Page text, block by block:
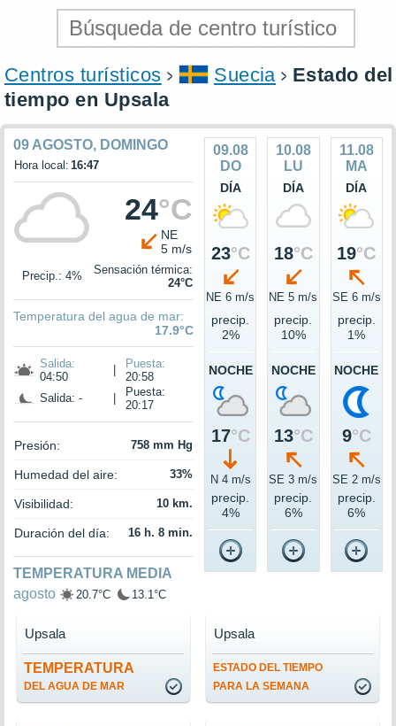
Centros turísticos Suecia
Estado del
tiempo en Upsala
09 AGOSTO, DOMINGO
Hora local: 16:47
24°C
NE
5 m/s
Precip.: 4%
Sensación térmica:
24°C
Temperatura del agua de mar:
17.9°C
Salida:
04:50
Puesta:
20:58
Salida: -
Puesta:
20:17
Presión: 758 mm Hg
Humedad del aire: 33%
Visibilidad: 10 km.
Duración del día: 16 h. 8 min.
TEMPERATURA MEDIA
agosto
20.7°C 13.1°C
09.08
DO
DÍA
23°C
NE 6 m/s
precip.
2%
NOCHE
17°C
N 4 m/s
precip.
4%
10.08
LU
DÍA
18°C
NE 5 m/s
precip.
10%
NOCHE
13°C
SE 3 m/s
precip.
6%
11.08
MA
DÍA
19°C
SE 6 m/s
precip.
1%
NOCHE
9°C
SE 2 m/s
precip.
6%
TEMPERATURA
DEL AGUA DE MAR
Upsala
ESTADO DEL TIEMPO
PARA LA SEMANA
Upsala